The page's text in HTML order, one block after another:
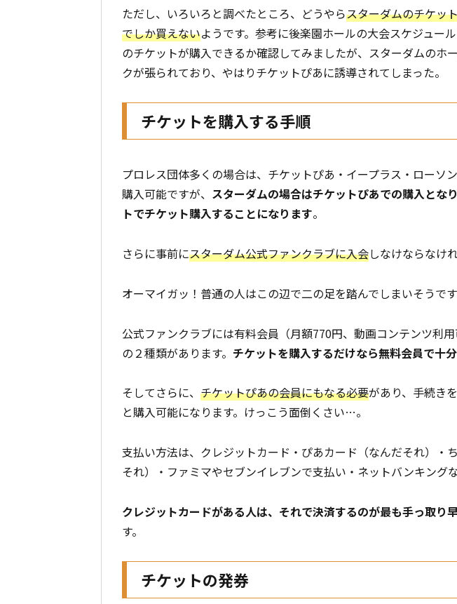
ただし、いろいろと調べたところ、どうやらスターダムのチケッ
でしか買えないようです。参考に後楽園ホールの大会スケジュー
のチケットが購入できるか確認してみましたが、スターダムのホ
クが張られており、やはりチケットぴあに誘導されてしまった。
チケットを購入する手順
プロレス団体多くの場合は、チケットぴあ・イープラス・ローソ
購入可能ですが、 スターダムの場合はチケットぴあでの購入とな
トでチケット購入することになります。
さらに事前にスターダム公式ファンクラブに入会しなけならなけ
オーマイガッ！普通の人はこの辺で二の足を踏んでしまいそうです
公式ファンクラブには有料会員（月額770円、動画コンテンツ利
の２種類があります。 チケットを購入するだけなら無料会員で十分
そしてさらに、 チケットぴあの会員にもなる必要があり、手続き
と購入可能になります。けっこう面倒くさい…。
支払い方法は、クレジットカード・ぴあカード（なんだそれ）・
それ）・ファミマやセブンイレブンで支払い・ネットバンキングな
クレジットカードがある人は、それで決済するのが最も手っ取り
す。
チケットの発券